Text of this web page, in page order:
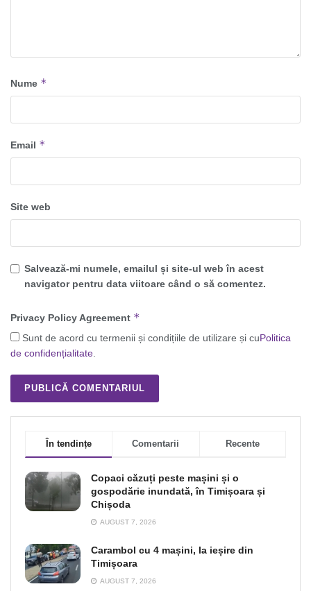
Nume *
Email *
Site web
Salvează-mi numele, emailul și site-ul web în acest
navigator pentru data viitoare când o să comentez.
Privacy Policy Agreement *
Sunt de acord cu termenii și condițiile de utilizare și cuPolitica
de confidențialitate.
În tendințe Comentarii Recente
Copaci căzuți peste mașini și o
gospodărie inundată, în Timișoara și
Chișoda
AUGUST 7, 2026
Carambol cu 4 mașini, la ieșire din
Timișoara
AUGUST 7, 2026